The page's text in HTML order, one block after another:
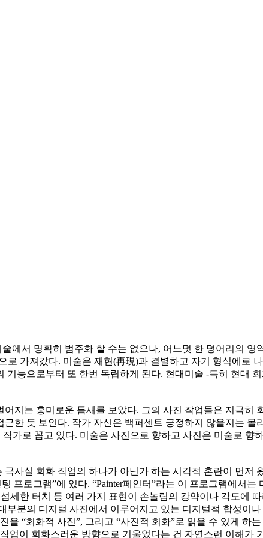
에서 명확히 범주화 할 수는 없으나, 어느덧 한 덩어리의
로 가져갔다. 미술은 재현(再現)과 결별하고 자기 형식에로
기능으로부터 또 한번 독립하게 된다. 현대미술 -특히 현대
지는 흥미로운 틈새를 보았다. 그의 사진 작업들은 지극히
한 듯 보인다. 작가 자신은 백퍼센트 긍정하지 않을지는 몰
가로 꼽고 있다. 미술은 사진으로 향하고 사진은 미술로
사실 회화 작업의 하나가 아닌가 하는 시각적 혼란이 먼
프로그램”에 있다. “Painter페인터”라는 이 프로그램에서
세한 터치 등 여러 가지 표현이 손놀림의 강약이나 각도에
부분의 디지털 사진에서 이루어지고 있는 디지털적 합성이
을 “회화적 사진”, 그리고 “사진적 회화”로 읽을 수 있게
업이 회화스러운 방향으로 기울었다는 건 자연스런 이해가